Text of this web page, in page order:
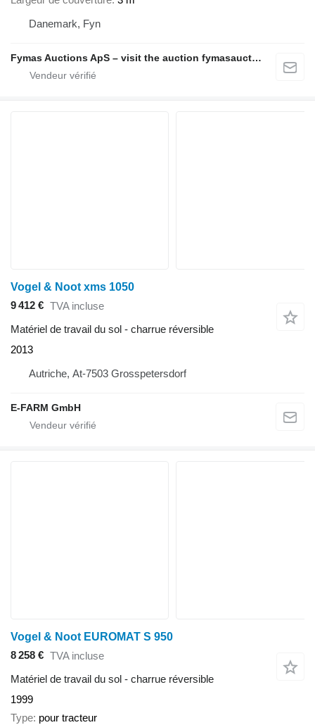
Danemark, Fyn
Fymas Auctions ApS – visit the auction fymasauctions.dk
Vogel & Noot xms 1050
9 412 € TVA incluse
Matériel de travail du sol - charrue réversible
2013
Autriche, At-7503 Grosspetersdorf
E-FARM GmbH
Vogel & Noot EUROMAT S 950
8 258 € TVA incluse
Matériel de travail du sol - charrue réversible
1999
Type pour tracteur